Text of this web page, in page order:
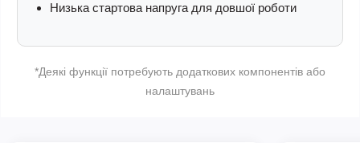
Низька стартова напруга для довшої роботи
*Деякі функції потребують додаткових компонентів або
налаштувань